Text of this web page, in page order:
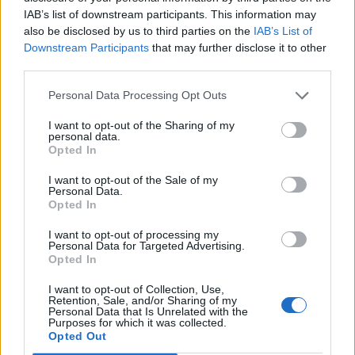
IAB’s list of downstream participants. This information may
also be disclosed by us to third parties on the IAB’s List of
Downstream Participants that may further disclose it to other
Personal Data Processing Opt Outs
I want to opt-out of the Sharing of my
personal data.
Opted In
I want to opt-out of the Sale of my
Personal Data.
Opted In
I want to opt-out of processing my
Personal Data for Targeted Advertising.
Opted In
I want to opt-out of Collection, Use,
Retention, Sale, and/or Sharing of my
Personal Data that Is Unrelated with the
Purposes for which it was collected.
Opted Out
Aku Räty debytoi NHL:ssä – sai
heittää perinteisen ”rookie
lapin” alkulämmössä
Uskomaton suoritus! – Dallasin
Jake Oettinger nappasi tyynesti
yhden kauden hienoimmista
LIITTYVÄT ARTIKKELIT
MM-kullasta käytiin armoton vääntö –
Leijonat voitti maailmanmestaruuden
jatkoajalla
Tässä Leijonien kentälliset MM-finaaliin!